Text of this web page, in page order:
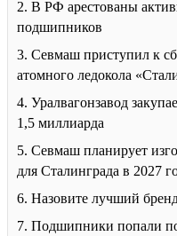
2. В РФ арестованы
подшипников
3. Севмаш приступил к
атомного ледокола
4. Уралвагонзавод
1,5 миллиарда
5. Севмаш планирует
для Сталинграда в 2027
6. Назовите лучший
7. Подшипники попали